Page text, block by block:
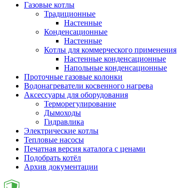
Газовые котлы
Традиционные
Настенные
Конденсационные
Настенные
Котлы для коммерческого применения
Настенные конденсационные
Напольные конденсационные
Проточные газовые колонки
Водонагреватели косвенного нагрева
Аксессуары для оборудования
Терморегулирование
Дымоходы
Гидравлика
Электрические котлы
Тепловые насосы
Печатная версия каталога с ценами
Подобрать котёл
Архив документации